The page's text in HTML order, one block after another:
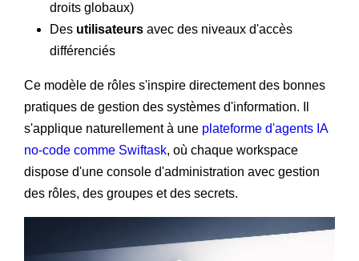
droits globaux)
Des utilisateurs avec des niveaux d'accès
différenciés
Ce modèle de rôles s'inspire directement des bonnes
pratiques de gestion des systèmes d'information. Il
s'applique naturellement à une plateforme d'agents IA
no-code comme Swiftask, où chaque workspace
dispose d'une console d'administration avec gestion
des rôles, des groupes et des secrets.